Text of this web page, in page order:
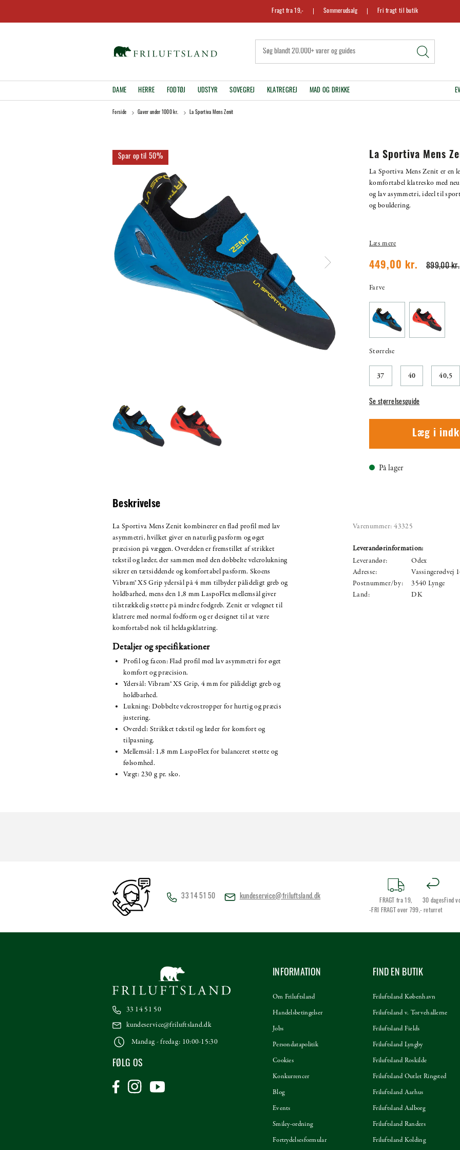
Fragt fra 19,- Sommerudsalg Fri fragt til butik
DAME HERRE FODTØJ UDSTYR SOVEGREJ KLATREGREJ MAD OG DRIKKE
Forside Gaver under 1000 kr. La Sportiva Mens Zenit
50% La Sportiva Mens
La Sportiva Mens Zenit er en
komfortabel klatresko med
og lav asymmetri, ideel til
og bouldering.
Læs mere
899,00 kr.
449,00 kr.
Farve
Størrelse
37 40 40,5
Se størrelsesguide
Læg i
På lager
Beskrivelse
La Sportiva Mens Zenit kombinerer en flad profil med lav
asymmetri, hvilket giver en naturlig pasform og øget
præcision på væggen. Overdelen er fremstillet af strikket
tekstil og læder, der sammen med den dobbelte velcrolukning
sikrer en tætsiddende og komfortabel pasform. Skoens
Vibram® XS Grip ydersål på 4 mm tilbyder pålideligt greb og
holdbarhed, mens den 1,8 mm LaspoFlex mellemsål giver
tilstrækkelig støtte på mindre fodgreb. Zenit er velegnet til
klatrere med normal fodform og er designet til at være
komfortabel nok til heldagsklatring.
Detaljer og specifikationer
Profil og facon: Flad profil med lav asymmetri for øget
komfort og præcision.
Ydersål: Vibram® XS Grip, 4 mm for pålideligt greb og
holdbarhed.
Lukning: Dobbelte velcrostropper for hurtig og præcis
justering.
Overdel: Strikket tekstil og læder for komfort og
tilpasning.
Mellemsål: 1,8 mm LaspoFlex for balanceret støtte og
følsomhed.
Vægt: 230 g pr. sko.
Varenummer: 43325
Leverandørinformation:
Leverandør:
Odex
Adresse:
Vassingerødvej
Postnummer/by:
3540 Lynge
Land:
DK
33 14 51 50 kundeservice@friluftsland.dk
FRAGT fra 19,
-FRI FRAGT over 799,-
30 dages
returret
Find
33 14 51 50
kundeservice@friluftsland.dk
Mandag - fredag: 10:00-15:30
FØLG OS
INFORMATION
Om Friluftsland
Handelsbetingelser
Jobs
Persondatapolitik
Cookies
Konkurrencer
Blog
Events
Smiley-ordning
Fortrydelsesformular
FIND EN BUTIK
Friluftsland København
Friluftsland v. Torvehallerne
Friluftsland Fields
Friluftsland Lyngby
Friluftsland Roskilde
Friluftsland Outlet Ringsted
Friluftsland Aarhus
Friluftsland Aalborg
Friluftsland Randers
Friluftsland Kolding